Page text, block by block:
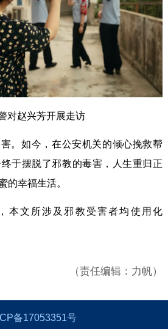
对赵兴芳开展走访
。如今，在公安机关的倾心挽救帮
于摆脱了邪教的毒害，人生重归正
的幸福生活。
本文所涉及邪教受害者均使用化
（责任编辑：力帆）
备17053351号